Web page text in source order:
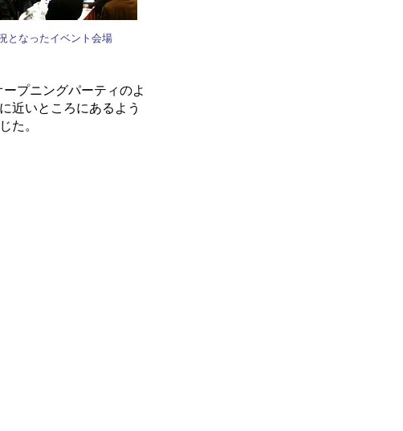
となったイベント会場
プニングパーティのよ
近いところにあるよう
た。